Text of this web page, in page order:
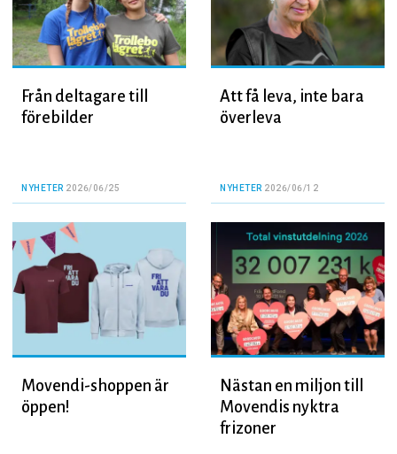
Från deltagare till
förebilder
NYHETER 2026/06/25
Att få leva, inte bara
överleva
NYHETER 2026/06/12
Movendi-shoppen är
öppen!
Nästan en miljon till
Movendis nyktra
frizoner